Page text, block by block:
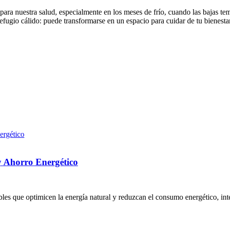
nuestra salud, especialmente en los meses de frío, cuando las bajas
cálido: puede transformarse en un espacio para cuidar de tu
Ahorro Energético
que optimicen la energía natural y reduzcan el consumo energético,